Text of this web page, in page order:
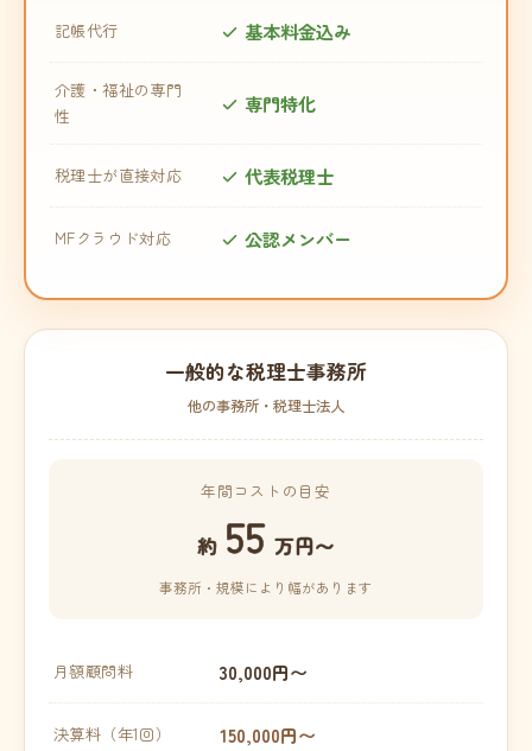
記帳代行 基本料金込み
介護・福祉の専門
性
専門特化
税理士が直接対応 代表税理士
MFクラウド対応 公認メンバー
一般的な税理士事務所
他の事務所・税理士法人
年間コストの目安
約 55 万円〜
事務所・規模により幅があります
月額顧問料 30,000円〜
決算料（年1回） 150,000円〜